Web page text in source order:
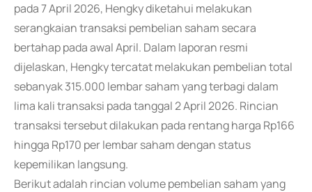
pada 7 April 2026, Hengky diketahui melakukan
serangkaian transaksi pembelian saham secara
bertahap pada awal April. Dalam laporan resmi
dijelaskan, Hengky tercatat melakukan pembelian total
sebanyak 315.000 lembar saham yang terbagi dalam
lima kali transaksi pada tanggal 2 April 2026. Rincian
transaksi tersebut dilakukan pada rentang harga Rp166
hingga Rp170 per lembar saham dengan status
kepemilikan langsung.
Berikut adalah rincian volume pembelian saham yang